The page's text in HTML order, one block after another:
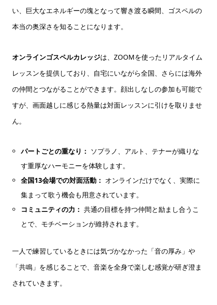
い、巨大なエネルギーの塊となって響き渡る瞬間、ゴスペルの
本当の奥深さを知ることになります。
オンラインゴスペルカレッジは、ZOOMを使ったリアルタイム
レッスンを提供しており、自宅にいながら全国、さらには海外
の仲間とつながることができます。顔出しなしの参加も可能で
すが、画面越しに感じる熱量は対面レッスンに引けを取りませ
ん。
パートごとの重なり： ソプラノ、アルト、テナーが織りな
す重厚なハーモニーを体験します。
全国13会場での対面活動： オンラインだけでなく、実際に
集まって歌う機会も用意されています。
コミュニティの力： 共通の目標を持つ仲間と励まし合うこ
とで、モチベーションが維持されます。
一人で練習しているときには気づかなかった「音の厚み」や
「共鳴」を感じることで、音楽を全身で楽しむ感覚が研ぎ澄ま
されていきます。